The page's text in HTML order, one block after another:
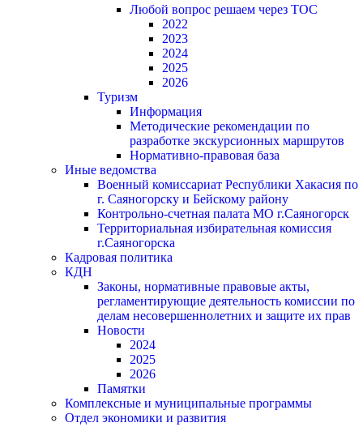
Любой вопрос решаем через ТОС
2022
2023
2024
2025
2026
Туризм
Информация
Методические рекомендации по
разработке экскурсионных маршрутов
Нормативно-правовая база
Иные ведомства
Военный комиссариат Республики Хакасия по
г. Саяногорску и Бейскому району
Контрольно-счетная палата МО г.Саяногорск
Территориальная избирательная комиссия
г.Саяногорска
Кадровая политика
КДН
Законы, нормативные правовые акты,
регламентирующие деятельность комиссии по
делам несовершеннолетних и защите их прав
Новости
2024
2025
2026
Памятки
Комплексные и муниципальные программы
Отдел экономики и развития